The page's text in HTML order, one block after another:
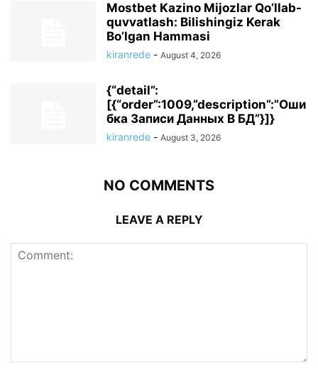
Mostbet Kazino Mijozlar Qo’llab-
quvvatlash: Bilishingiz Kerak
Bo’lgan Hammasi
kiranrede - August 4, 2026
{“detail”:
[{“order”:1009,”description”:”Оши
бка Записи Данных В БД”}]}
kiranrede - August 3, 2026
NO COMMENTS
LEAVE A REPLY